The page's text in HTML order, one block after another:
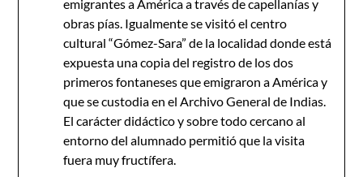
emigrantes a América a través de capellanías y
obras pías. Igualmente se visitó el centro
cultural “Gómez-Sara” de la localidad donde está
expuesta una copia del registro de los dos
primeros fontaneses que emigraron a América y
que se custodia en el Archivo General de Indias.
El carácter didáctico y sobre todo cercano al
entorno del alumnado permitió que la visita
fuera muy fructífera.